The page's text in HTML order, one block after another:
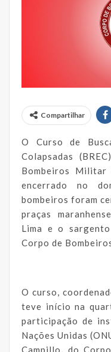
Compartilhar
O Curso de
Colapsadas
Bombeiros Militar
encerrado no
bombeiros foram
praças
Lima e o
Corpo de
O curso,
teve início na
participação de
Nações Unidas
Campillo, do